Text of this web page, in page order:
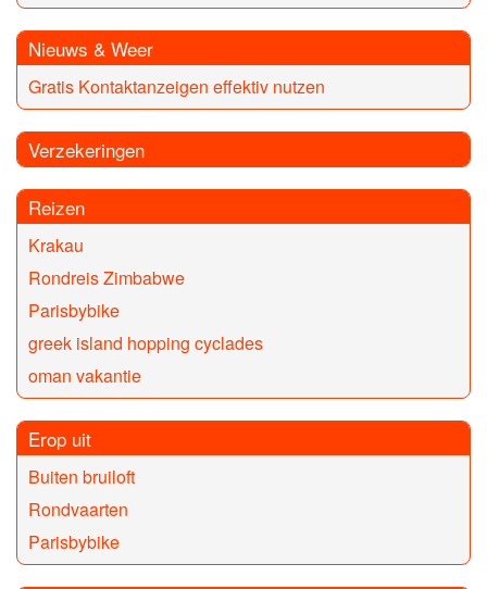
Nieuws & Weer
Gratis Kontaktanzeigen effektiv nutzen
Verzekeringen
Reizen
Krakau
Rondreis Zimbabwe
Parisbybike
greek island hopping cyclades
oman vakantie
Erop uit
Buiten bruiloft
Rondvaarten
Parisbybike